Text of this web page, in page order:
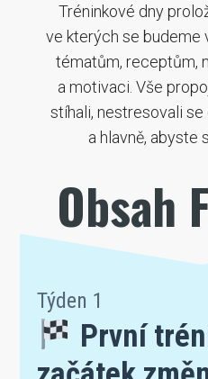
Tréninkové dny
ve kterých se budeme
tématům, receptům,
a motivaci. Vše
stíhali, nestresovali
a hlavně, abyste
Obsah
Týden 1
První